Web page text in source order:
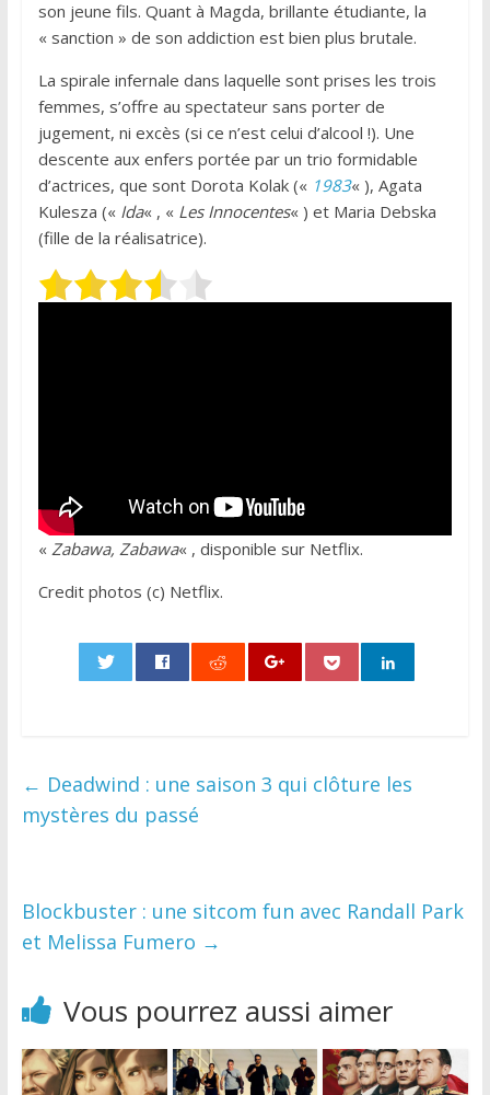
son jeune fils. Quant à Magda, brillante étudiante, la
« sanction » de son addiction est bien plus brutale.
La spirale infernale dans laquelle sont prises les trois
femmes, s’offre au spectateur sans porter de
jugement, ni excès (si ce n’est celui d’alcool !). Une
descente aux enfers portée par un trio formidable
d’actrices, que sont Dorota Kolak (« 1983« ), Agata
Kulesza (« Ida« , « Les Innocentes« ) et Maria Debska
(fille de la réalisatrice).
« Zabawa, Zabawa« , disponible sur Netflix.
Credit photos (c) Netflix.
← Deadwind : une saison 3 qui clôture les
mystères du passé
Blockbuster : une sitcom fun avec Randall Park
et Melissa Fumero →
Vous pourrez aussi aimer